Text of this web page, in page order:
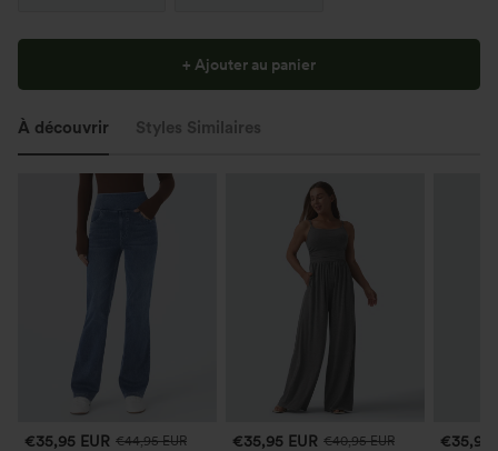
+ Ajouter au panier
À découvrir Styles Similaires
€35,95 EUR €44,95 EUR
€35,95 EUR €40,95 EUR
€35,95